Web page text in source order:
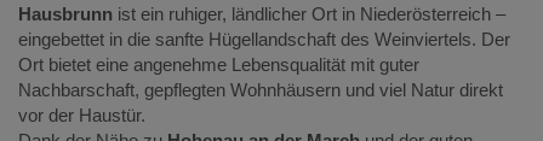
Hausbrunn ist ein ruhiger, ländlicher Ort in Niederösterreich –
eingebettet in die sanfte Hügellandschaft des Weinviertels. Der
Ort bietet eine angenehme Lebensqualität mit guter
Nachbarschaft, gepflegten Wohnhäusern und viel Natur direkt
vor der Haustür.